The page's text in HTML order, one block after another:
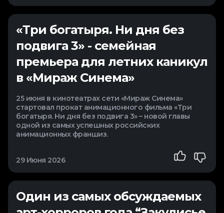
«Три богатыря. Ни дня без
подвига 3» - семейная
премьера для летних каникул
в «Мираж Синема»
25 июня в кинотеатрах сети «Мираж Синема»
стартовал прокат анимационного фильма «Три
богатыря. Ни дня без подвига 3» – новой главы
одной из самых успешных российских
анимационных франшиз.
29 Июня 2026
Один из самых обсуждаемых